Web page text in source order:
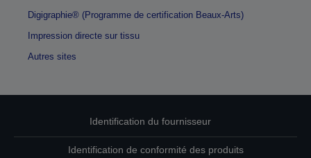
Digigraphie® (Programme de certification Beaux-Arts)
Impression directe sur tissu
Autres sites
Identification du fournisseur
Identification de conformité des produits